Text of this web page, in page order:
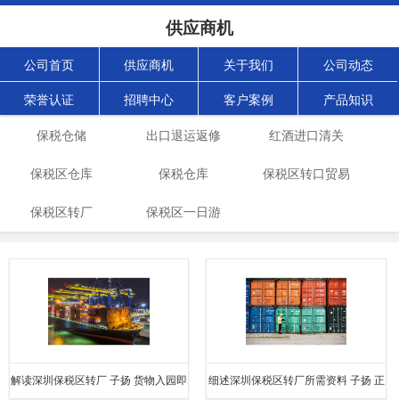
供应商机
公司首页 供应商机 关于我们 公司动态
荣誉认证 招聘中心 客户案例 产品知识
保税仓储 出口退运返修 红酒进口清关
保税区仓库 保税仓库 保税区转口贸易
保税区转厂 保税区一日游
解读深圳保税区转厂 子扬 货物入园即 细述深圳保税区转厂所需资料 子扬 正